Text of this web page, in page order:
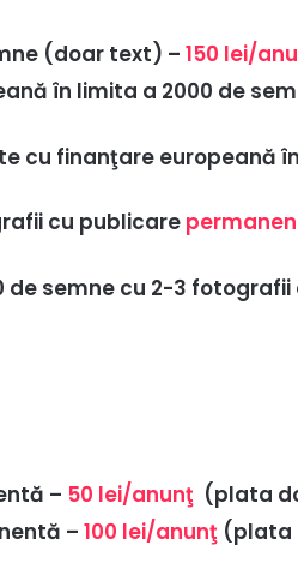
(doar text) – 150 lei/
în limita a 2000 de
cu finanţare europeană
cu publicare
semne cu 2-3
– 50 lei/anunţ (plata
– 100 lei/anunţ (plata